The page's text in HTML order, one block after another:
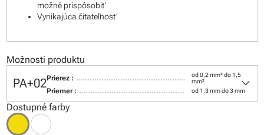
možné prispôsobiť
Vynikajúca čitateľnosť
Možnosti produktu
PA+02Prierez :
od 0,2 mm² do 1,5
mm²
Priemer : od 1,3 mm do 3 mm
keyboard_arrow_down
Dostupné farby